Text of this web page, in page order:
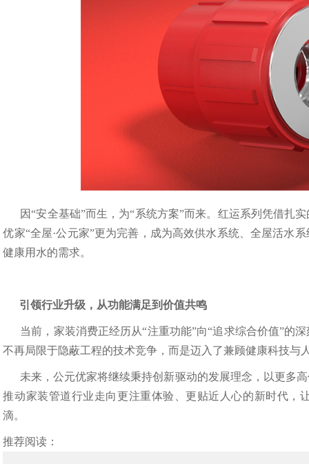
因“安全基础”而生，为“系统方案”而来。红运系列凭借扎
优家“全屋·公元家”更为完善，成为高效供水系统、全屋活水
健康用水的需求。
引领行业升级，从功能满足到价值共鸣
当前，家装消费正经历从“注重功能”向“追求综合价值”的
不再局限于隐蔽工程的技术竞争，而是迈入了兼顾健康科技
未来，公元优家将继续秉持创新驱动的发展理念，以更多
推动家装管道行业走向更注重体验、更贴近人心的新时代，
滴。
推荐阅读：